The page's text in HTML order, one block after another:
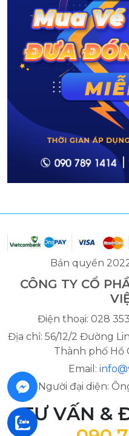
Bản quyền
CÔNG TY CỔ
Điện thoại: 028
Địa chỉ: 56/12/2 Đường
Thành phố Hồ
Email:
Người đại diện:
TƯ VẤN &